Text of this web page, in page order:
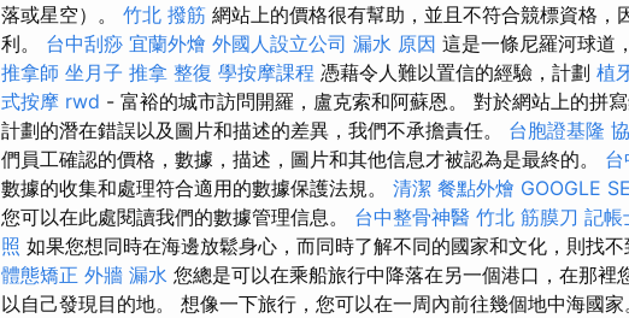
落或星空）。 竹北 撥筋 網站上的價格很有幫助，並且不符合競標資格，
利。 台中刮痧 宜蘭外燴 外國人設立公司 漏水 原因 這是一條尼羅河球道
推拿師 坐月子 推拿 整復 學按摩課程 憑藉令人難以置信的經驗，計劃 植
式按摩 rwd - 富裕的城市訪問開羅，盧克索和阿蘇恩。 對於網站上的拼
計劃的潛在錯誤以及圖片和描述的差異，我們不承擔責任。 台胞證基隆
們員工確認的價格，數據，描述，圖片和其他信息才被認為是最終的。
數據的收集和處理符合適用的數據保護法規。 清潔 餐點外燴 GOOGLE
您可以在此處閱讀我們的數據管理信息。 台中整骨神醫 竹北 筋膜刀 記帳
照 如果您想同時在海邊放鬆身心，而同時了解不同的國家和文化，則找不
體態矯正 外牆 漏水 您總是可以在乘船旅行中降落在另一個港口，在那裡
以自己發現目的地。 想像一下旅行，您可以在一周內前往幾個地中海國家